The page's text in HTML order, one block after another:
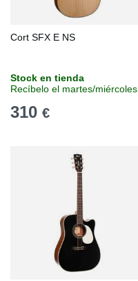
Cort SFX E NS
Stock en tienda
Recíbelo el martes/miércoles
310 €